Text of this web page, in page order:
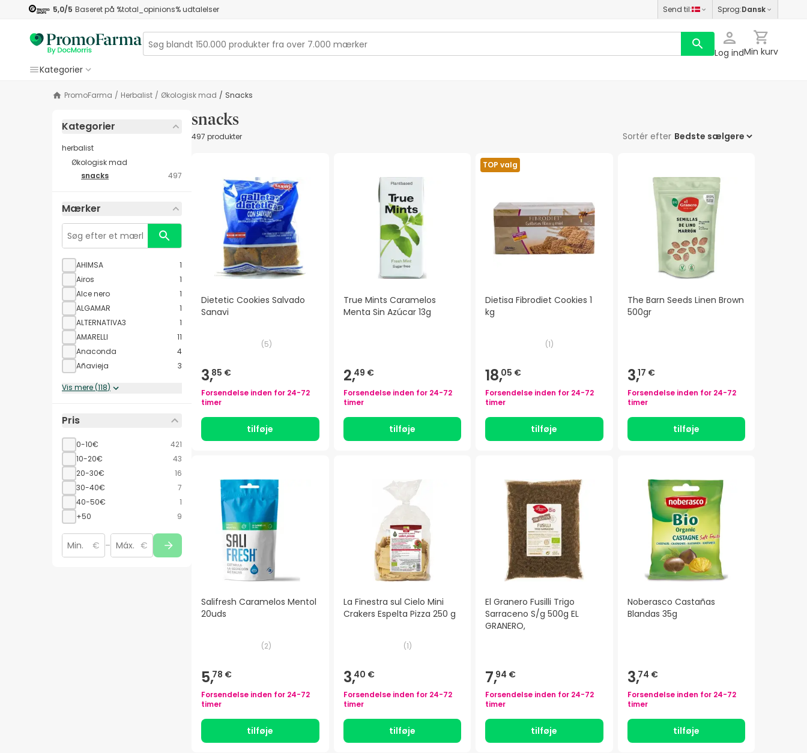
5,0/5 Baseret på %total_opinions%udtalelser Send til: Sprog:Dansk
Log indMin kurv
Kategorier
PromoFarma / herbalist / Økologisk mad / snacks
Kategorier
herbalist
Økologisk mad
snacks
497
Mærker
AHIMSA
1
Airos
1
Alce nero
1
ALGAMAR
1
ALTERNATIVA3
1
AMARELLI
11
Anaconda
4
Añavieja
3
Vis mere(118)
Pris
0-10€
421
10-20€
43
20-30€
16
30-40€
7
40-50€
1
+50
9
€ – €
snacks
497 produkter Sortér efter
Dietetic Cookies Salvado
Sanavi
(5)
3,85 €
Forsendelse inden for 24-72
timer
tilføje
True Mints Caramelos
Menta Sin Azúcar 13g
2,49 €
Forsendelse inden for 24-72
timer
tilføje
TOP valg
Dietisa Fibrodiet Cookies 1
kg
(1)
18,05 €
Forsendelse inden for 24-72
timer
tilføje
The Barn Seeds Linen Brown
500gr
3,17 €
Forsendelse inden for 24-72
timer
tilføje
Salifresh Caramelos Mentol
20uds
(2)
5,78 €
Forsendelse inden for 24-72
timer
tilføje
La Finestra sul Cielo Mini
Crakers Espelta Pizza 250 g
(1)
3,40 €
Forsendelse inden for 24-72
timer
tilføje
El Granero Fusilli Trigo
Sarraceno S/g 500g EL
GRANERO,
7,94 €
Forsendelse inden for 24-72
timer
tilføje
Noberasco Castañas
Blandas 35g
3,74 €
Forsendelse inden for 24-72
timer
tilføje